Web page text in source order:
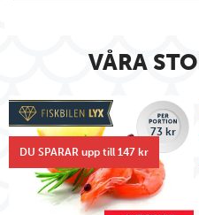
VÅRA
73 kr
DU SPARAR upp till 147 kr